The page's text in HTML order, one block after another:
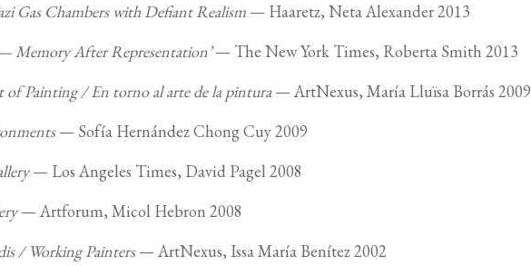
Gas Chambers with Defiant Realism — Haaretz, Neta Alexander 2013
— Memory After Representation’— The New York Times, Roberta Smith 2013
of Painting / En torno al arte de la pintura — ArtNexus, María Lluïsa Borrás 2009
— Sofía Hernández Chong Cuy 2009
— Los Angeles Times, David Pagel 2008
— Artforum, Micol Hebron 2008
/ Working Painters— ArtNexus, Issa María Benítez 2002